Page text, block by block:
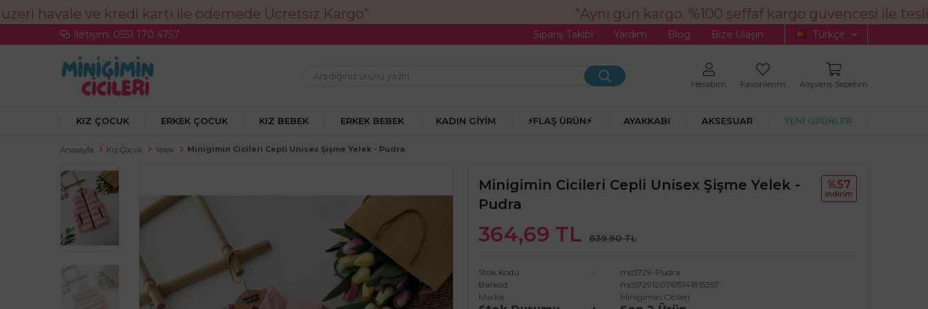
"Aynı gün kargo. %100 şeffaf kargo güvencesi ile
İletişim: 0551 170 4757 Sipariş Takibi Yardım Blog Bize Ulaşın Türkçe
Hesabım Favorilerim Alışveriş Sepetim
KIZ ÇOCUK ERKEK ÇOCUK KIZ BEBEK ERKEK BEBEK KADIN GIYIM ⚡FLAŞ ÜRÜN⚡ AYAKKABI AKSESUAR YENİ ÜRÜNLER
Anasayfa Kız Çocuk Yelek Minigimin Cicileri Cepli Unisex Şişme Yelek - Pudra
Minigimin Cicileri Cepli Unisex Şişme Yelek -
Pudra
364,69 TL 839,90 TL
%57
i̇ndi̇ri̇m
Stok Kodu
mc5729-Pudra
Barkod
mc57291207615141815357
Marka
Minigimin Cicileri